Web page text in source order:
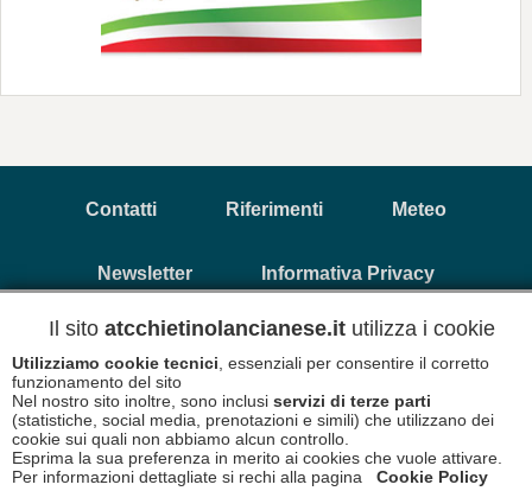
Contatti Riferimenti Meteo
Newsletter Informativa Privacy
Copyright © 2026 A.T.C. Chietino Lancianese - P.Iva
93017880696
Disclaimer
Informativa Cookies
Il sito atcchietinolancianese.it utilizza i cookie
Utilizziamo cookie tecnici , essenziali per consentire il corretto
funzionamento del sito
Nel nostro sito inoltre, sono inclusi servizi di terze parti
(statistiche, social media, prenotazioni e simili) che utilizzano dei
cookie sui quali non abbiamo alcun controllo.
Esprima la sua preferenza in merito ai cookies che vuole attivare.
Per informazioni dettagliate si rechi alla pagina
Cookie Policy